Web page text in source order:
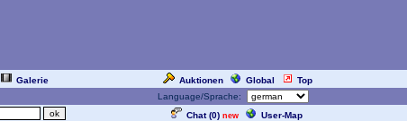
Galerie Auktionen Global Top
Language/Sprache:
Chat (0) new User-Map